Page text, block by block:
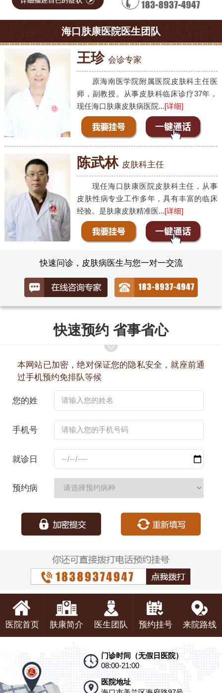
海口肤康医院医生团队
王珍 会诊专家
原海南医学院附属医院皮肤科主任医
师，副教授。从事皮肤科临床诊疗37年，
现任海口肤康皮肤病医院...[详细]
陈武林 皮肤科主任
现任海口肤康医院皮肤科主任，从事
皮肤性病专业工作多年，具有丰富的临床
经验。是肤康皮肤精准医...[详细]
快速问诊，皮肤病医生与您一对一交流
快速预约 省事省心
本网站已加密，绝对保证您的隐私安全，就座前通
过手机预约免排队等候
您的姓
手机号
就诊日
预约病
医院首页 肤康简介 医生团队 预约挂号 来院路线
门诊时间（无假日医院）
08:00-21:00
医院地址